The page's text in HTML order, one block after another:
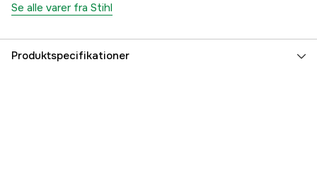
Se alle varer fra Stihl
Produktspecifikationer